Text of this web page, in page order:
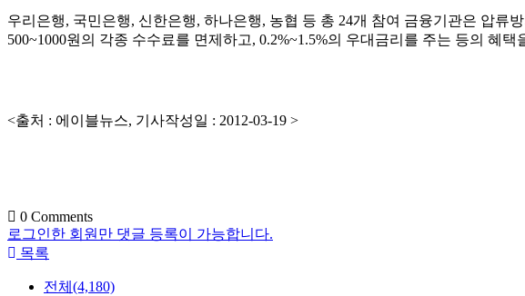
우리은행, 국민은행, 신한은행, 하나은행, 농협 등 총 24개 참여 금융기관은 압
500~1000원의 각종 수수료를 면제하고, 0.2%~1.5%의 우대금리를 주는 등의 혜택
<출처 : 에이블뉴스, 기사작성일 : 2012-03-19 >
0 Comments
로그인한 회원만 댓글 등록이 가능합니다.
목록
전체(4,180)